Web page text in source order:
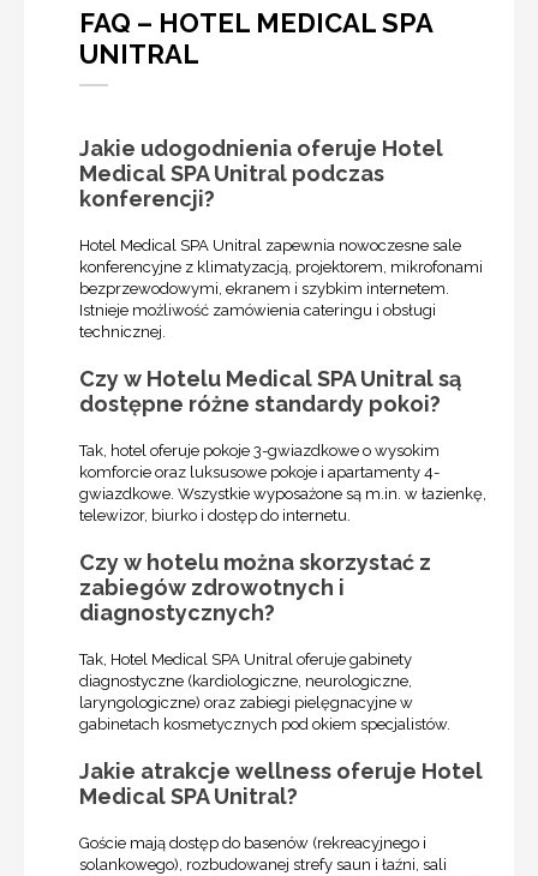
FAQ – HOTEL MEDICAL SPA
UNITRAL
Jakie udogodnienia oferuje Hotel
Medical SPA Unitral podczas
konferencji?
Hotel Medical SPA Unitral zapewnia nowoczesne sale
konferencyjne z klimatyzacją, projektorem, mikrofonami
bezprzewodowymi, ekranem i szybkim internetem.
Istnieje możliwość zamówienia cateringu i obsługi
technicznej.
Czy w Hotelu Medical SPA Unitral są
dostępne różne standardy pokoi?
Tak, hotel oferuje pokoje 3-gwiazdkowe o wysokim
komforcie oraz luksusowe pokoje i apartamenty 4-
gwiazdkowe. Wszystkie wyposażone są m.in. w łazienkę,
telewizor, biurko i dostęp do internetu.
Czy w hotelu można skorzystać z
zabiegów zdrowotnych i
diagnostycznych?
Tak, Hotel Medical SPA Unitral oferuje gabinety
diagnostyczne (kardiologiczne, neurologiczne,
laryngologiczne) oraz zabiegi pielęgnacyjne w
gabinetach kosmetycznych pod okiem specjalistów.
Jakie atrakcje wellness oferuje Hotel
Medical SPA Unitral?
Goście mają dostęp do basenów (rekreacyjnego i
solankowego), rozbudowanej strefy saun i łaźni, sali